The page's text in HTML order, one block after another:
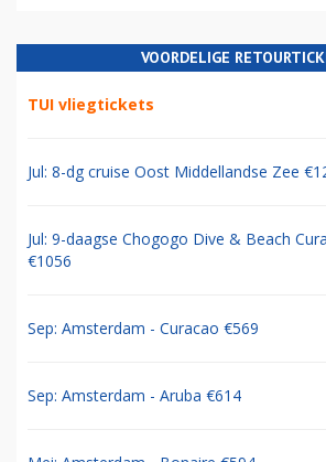
VOORDELIGE
TUI vliegtickets
Jul: 8-dg cruise Oost Middellandse Zee
Jul: 9-daagse Chogogo Dive & Beach
€1056
Sep: Amsterdam - Curacao €569
Sep: Amsterdam - Aruba €614